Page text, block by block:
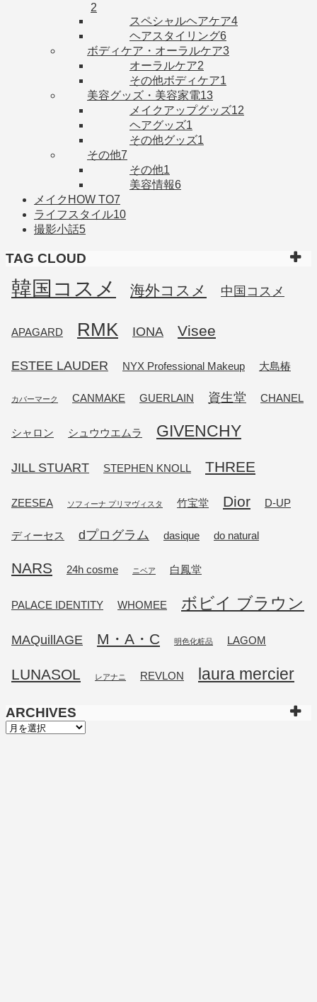
2
スペシャルヘアケア4
ヘアスタイリング6
ボディケア・オーラルケア3
オーラルケア2
その他ボディケア1
美容グッズ・美容家電13
メイクアップグッズ12
ヘアグッズ1
その他グッズ1
その他7
その他1
美容情報6
メイクHOW TO7
ライフスタイル10
撮影小話5
TAG CLOUD
韓国コスメ 海外コスメ 中国コスメ
APAGARD RMK IONA Visee
ESTEE LAUDER NYX Professional Makeup 大島椿
カバーマーク CANMAKE GUERLAIN 資生堂 CHANEL
シャロン シュウウエムラ GIVENCHY
JILL STUART STEPHEN KNOLL THREE
ZEESEA ソフィーナ プリマヴィスタ 竹宝堂 Dior D-UP
ディーセス dプログラム dasique do natural
NARS 24h cosme ニベア 白鳳堂
PALACE IDENTITY WHOMEE ボビイ ブラウン
MAQuillAGE M・A・C 明色化粧品 LAGOM
LUNASOL レアナニ REVLON laura mercier
ARCHIVES
ARCHIVES